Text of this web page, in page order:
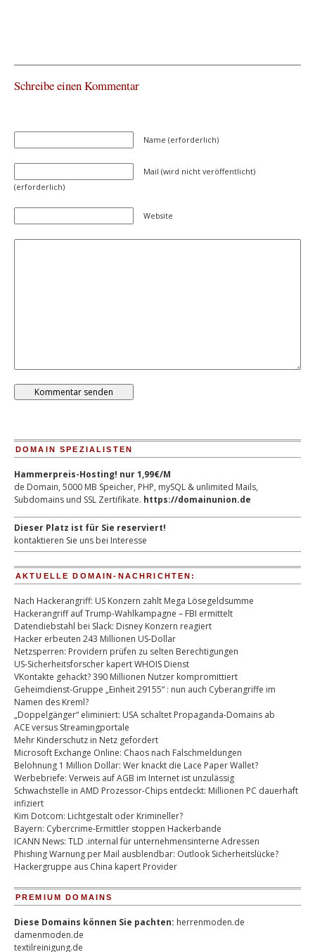
Schreibe einen Kommentar
Name (erforderlich)
Mail (wird nicht veröffentlicht)
(erforderlich)
Website
DOMAIN SPEZIALISTEN
Hammerpreis-Hosting! nur 1,99€/M
de Domain, 5000 MB Speicher, PHP, mySQL & unlimited Mails,
Subdomains und SSL Zertifikate. https://domainunion.de
Dieser Platz ist für Sie reserviert!
kontaktieren Sie uns bei Interesse
AKTUELLE DOMAIN-NACHRICHTEN:
Nach Hackerangriff: US Konzern zahlt Mega Lösegeldsumme
Hackerangriff auf Trump-Wahlkampagne – FBI ermittelt
Datendiebstahl bei Slack: Disney Konzern reagiert
Hacker erbeuten 243 Millionen US-Dollar
Netzsperren: Providern prüfen zu selten Berechtigungen
US-Sicherheitsforscher kapert WHOIS Dienst
VKontakte gehackt? 390 Millionen Nutzer kompromittiert
Geheimdienst-Gruppe „Einheit 29155“ : nun auch Cyberangriffe im
Namen des Kreml?
„Doppelgänger“ eliminiert: USA schaltet Propaganda-Domains ab
ACE versus Streamingportale
Mehr Kinderschutz in Netz gefordert
Microsoft Exchange Online: Chaos nach Falschmeldungen
Belohnung 1 Million Dollar: Wer knackt die Lace Paper Wallet?
Werbebriefe: Verweis auf AGB im Internet ist unzulässig
Schwachstelle in AMD Prozessor-Chips entdeckt: Millionen PC dauerhaft
infiziert
Kim Dotcom: Lichtgestalt oder Krimineller?
Bayern: Cybercrime-Ermittler stoppen Hackerbande
ICANN News: TLD .internal für unternehmensinterne Adressen
Phishing Warnung per Mail ausblendbar: Outlook Sicherheitslücke?
Hackergruppe aus China kapert Provider
PREMIUM DOMAINS
Diese Domains können Sie pachten: herrenmoden.de
damenmoden.de
textilreinigung.de